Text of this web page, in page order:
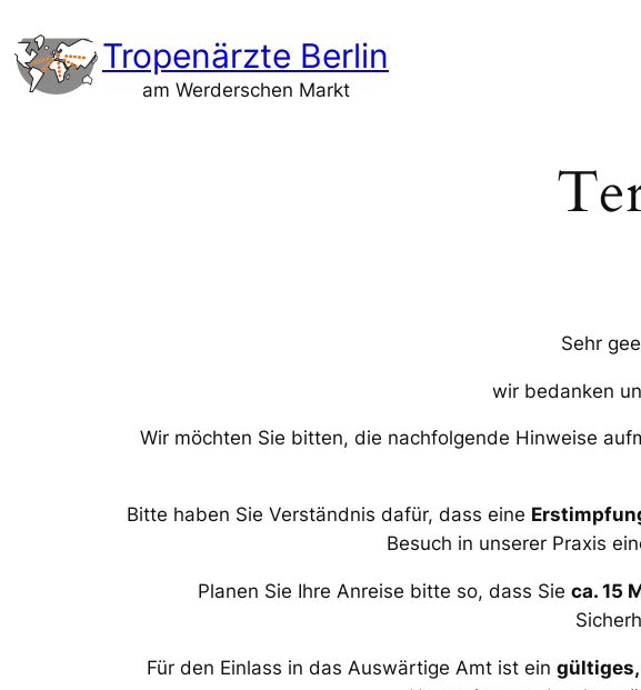
Inhalt
springen
Tropenärzte Berlin
am Werderschen Markt
Sehr
wir bedanken
Wir möchten Sie bitten, die nachfolgende Hinweise
Bitte haben Sie Verständnis dafür, dass eine
Besuch in unserer Praxis
Planen Sie Ihre Anreise bitte so, dass Sie ca. 15
Für den Einlass in das Auswärtige Amt ist ein